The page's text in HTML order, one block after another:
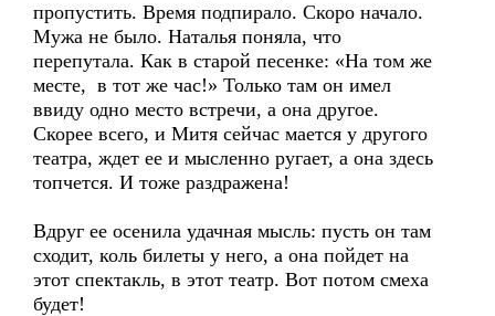
пропустить. Время подпирало. Скоро начало.
Мужа не было. Наталья поняла, что
перепутала. Как в старой песенке: «На том же
месте, в тот же час!» Только там он имел
ввиду одно место встречи, а она другое.
Скорее всего, и Митя сейчас мается у другого
театра, ждет ее и мысленно ругает, а она здесь
топчется. И тоже раздражена!
Вдруг ее осенила удачная мысль: пусть он там
сходит, коль билеты у него, а она пойдет на
этот спектакль, в этот театр. Вот потом смеха
будет!